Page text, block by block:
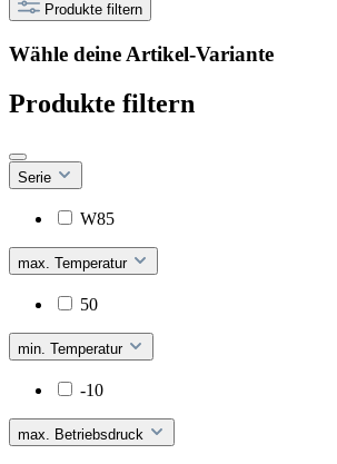
Produkte filtern
Wähle deine Artikel-Variante
Produkte filtern
Serie
W85
max. Temperatur
50
min. Temperatur
-10
max. Betriebsdruck